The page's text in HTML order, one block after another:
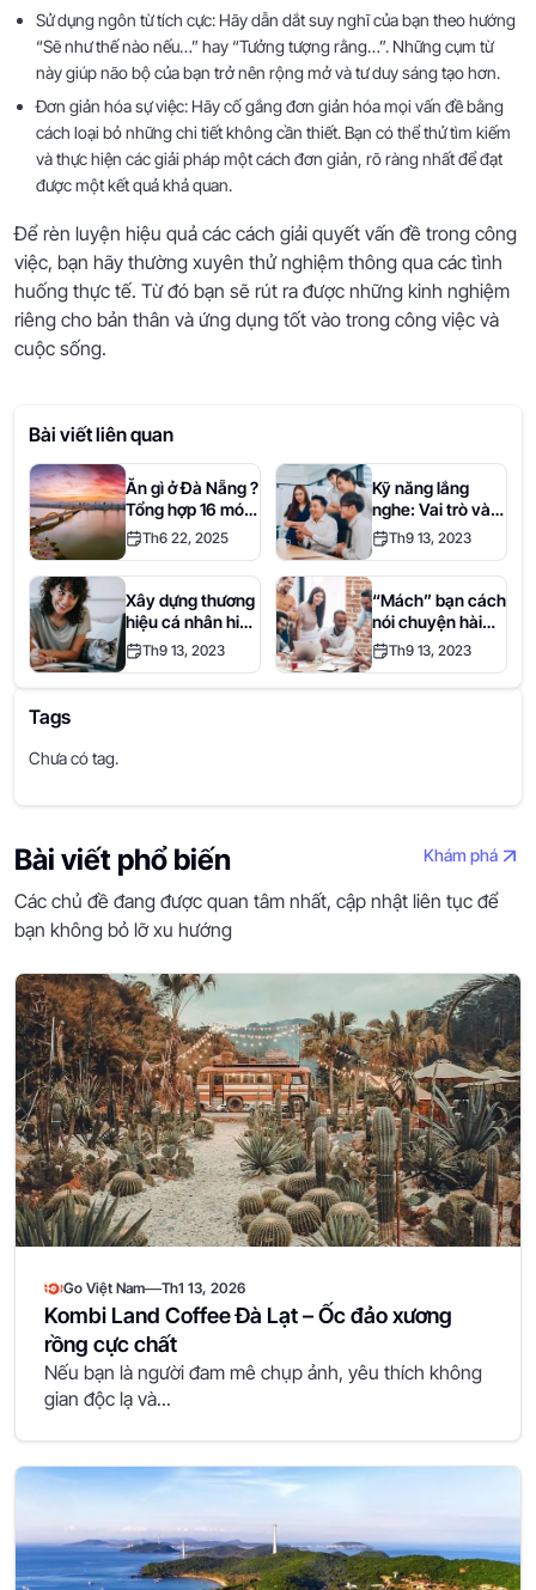
Sử dụng ngôn từ tích cực: Hãy dẫn dắt suy nghĩ của bạn theo hướng
“Sẽ như thế nào nếu…” hay “Tưởng tượng rằng…”. Những cụm từ
này giúp não bộ của bạn trở nên rộng mở và tư duy sáng tạo hơn.
Đơn giản hóa sự việc: Hãy cố gắng đơn giản hóa mọi vấn đề bằng
cách loại bỏ những chi tiết không cần thiết. Bạn có thể thử tìm kiếm
và thực hiện các giải pháp một cách đơn giản, rõ ràng nhất để đạt
được một kết quả khả quan.
Để rèn luyện hiệu quả các cách giải quyết vấn đề trong công
việc, bạn hãy thường xuyên thử nghiệm thông qua các tình
huống thực tế. Từ đó bạn sẽ rút ra được những kinh nghiệm
riêng cho bản thân và ứng dụng tốt vào trong công việc và
cuộc sống.
Bài viết liên quan
Ăn gì ở Đà Nẵng ?
Tổng hợp 16 món
ngon lừng danh
nhất định bạn
phải thử một lần
trong đời.
Th6 22, 2025
Kỹ năng lắng
nghe: Vai trò và
phương pháp rèn
luyện hiệu quả
Th9 13, 2023
Xây dựng thương
hiệu cá nhân hiệu
quả cùng Where
S
Th9 13, 2023
“Mách” bạn cách
nói chuyện hài
hước và hóm hỉnh
gây ấn tượng khi
giao tiếp
Th9 13, 2023
Tags
Chưa có tag.
Bài viết phổ biến Khám phá
Các chủ đề đang được quan tâm nhất, cập nhật liên tục để
bạn không bỏ lỡ xu hướng
Go Việt Nam—Th1 13, 2026
Kombi Land Coffee Đà Lạt – Ốc đảo xương
rồng cực chất
Nếu bạn là người đam mê chụp ảnh, yêu thích không
gian độc lạ và...